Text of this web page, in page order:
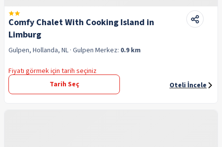
Comfy Chalet With Cooking Island in
Limburg
Gulpen, Hollanda, NL · Gulpen Merkez: 0.9 km
Fiyatı görmek için tarih seçiniz
Tarih Seç
Oteli İncele